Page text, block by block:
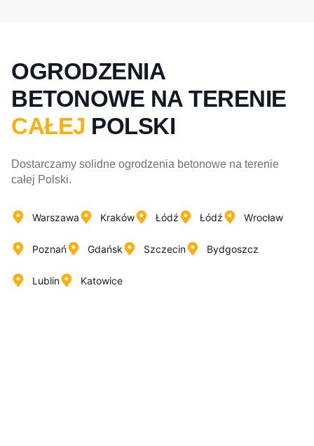
OGRODZENIA
BETONOWE NA TERENIE
CAŁEJ POLSKI
Dostarczamy solidne ogrodzenia betonowe na terenie
całej Polski.
Warszawa Kraków Łódź Łódź Wrocław
Poznań Gdańsk Szczecin Bydgoszcz
Lublin Katowice